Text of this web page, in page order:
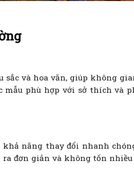
và hoa văn, giúp không
mẫu phù hợp với sở thích và
năng thay đổi nhanh
đơn giản và không tốn